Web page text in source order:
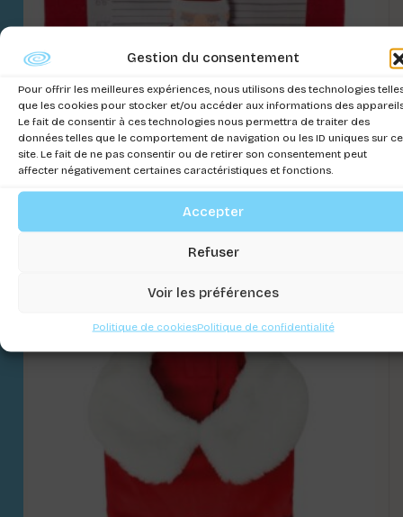
Gestion du consentement
Pour offrir les meilleures expériences, nous utilisons des technologies
que les cookies pour stocker et/ou accéder aux informations des
Le fait de consentir à ces technologies nous permettra de traiter des
données telles que le comportement de navigation ou les ID uniques sur ce
site. Le fait de ne pas consentir ou de retirer son consentement peut
affecter négativement certaines caractéristiques et fonctions.
Accepter
Refuser
Voir les préférences
Politique de cookiesPolitique de confidentialité
T-SHIRT XMAS NAUGHTY SANTA – SAISON
24-25